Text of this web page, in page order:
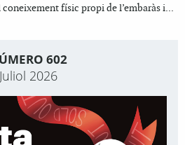
físic propi de l’embaràs i...
602
Juliol 2026